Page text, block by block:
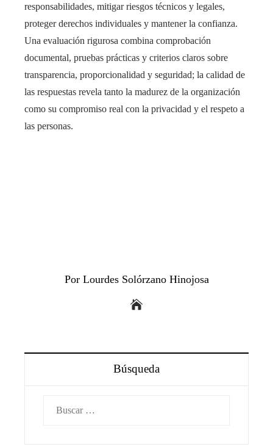
responsabilidades, mitigar riesgos técnicos y legales,
proteger derechos individuales y mantener la confianza.
Una evaluación rigurosa combina comprobación
documental, pruebas prácticas y criterios claros sobre
transparencia, proporcionalidad y seguridad; la calidad de
las respuestas revela tanto la madurez de la organización
como su compromiso real con la privacidad y el respeto a
las personas.
Por Lourdes Solórzano Hinojosa
Búsqueda